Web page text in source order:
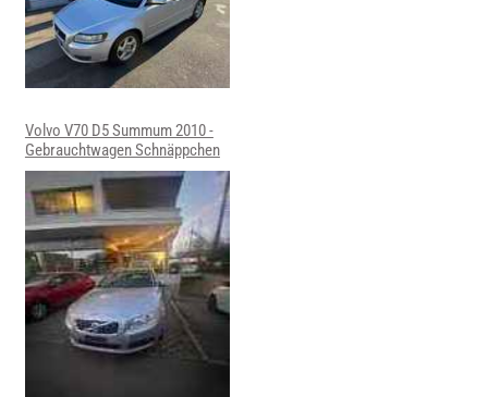
Volvo V70 D5 Summum 2010 -
Gebrauchtwagen Schnäppchen